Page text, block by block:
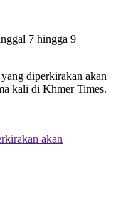
7 hingga 9
diperkirakan akan
kali di Khmer Times.
akan